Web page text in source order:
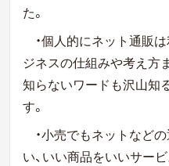
た。
・個人的にネット通販
ジネスの仕組みや考え方
知らないワードも沢山知
す。
・小売でもネットなど
い、いい商品をいいサー